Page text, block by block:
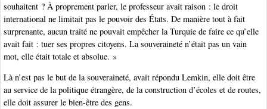
souhaitent ? À proprement parler, le professeur avait raison : le droit
international ne limitait pas le pouvoir des États. De manière tout à fait
surprenante, aucun traité ne pouvait empêcher la Turquie de faire ce qu’elle
avait fait : tuer ses propres citoyens. La souveraineté n’était pas un vain
mot, elle était totale et absolue. »
Là n’est pas le but de la souveraineté, avait répondu Lemkin, elle doit être
au service de la politique étrangère, de la construction d’écoles et de routes,
elle doit assurer le bien-être des gens.